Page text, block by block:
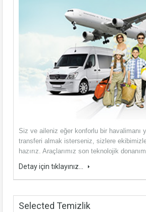
Siz ve aileniz eğer konforlu bir havalimanı
transferi almak isterseniz, sizlere
hazırız. Araçlarımız son teknolojik
Detay için tıklayınız...
Selected Temizlik